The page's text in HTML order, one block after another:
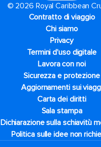
© 2026 Royal Caribbean
Contratto di viaggio
Chi siamo
Privacy
Termini d'uso digitale
Lavora con noi
Sicurezza e protezione
Aggiornamenti sui
Carta dei diritti
Sala stampa
Dichiarazione sulla schiavitù
Politica sulle idee non